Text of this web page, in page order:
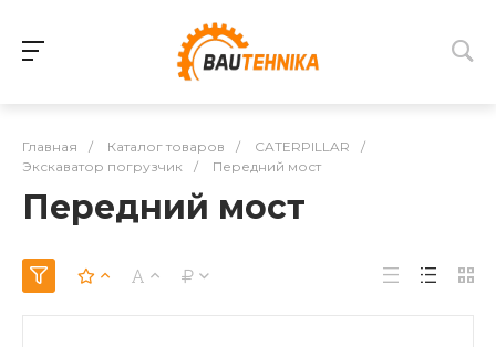
Главная / Каталог товаров / CATERPILLAR
/
Экскаватор погрузчик
/ Передний мост
Передний мост